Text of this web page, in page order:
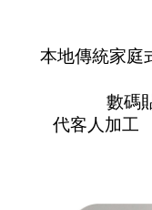
本地傳統家庭
數碼
代客人加工